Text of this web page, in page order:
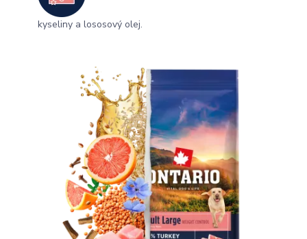
kyseliny a lososový olej.